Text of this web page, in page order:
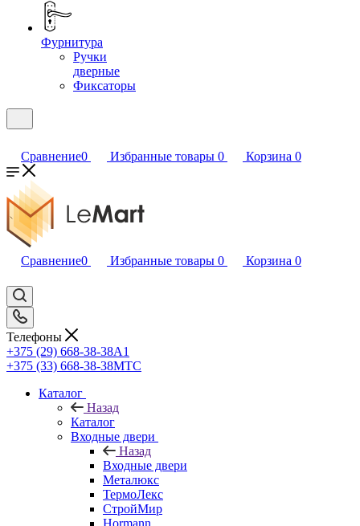
Фурнитура
Ручки
дверные
Фиксаторы
Сравнение0 Избранные товары 0 Корзина 0
Сравнение0 Избранные товары 0 Корзина 0
Телефоны
+375 (29) 668-38-38A1
+375 (33) 668-38-38МТС
Каталог
Назад
Каталог
Входные двери
Назад
Входные двери
Металюкс
ТермоЛекс
СтройМир
Hormann